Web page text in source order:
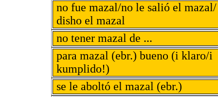
no fue mazal/no le salió el
disho el mazal
no tener mazal de ...
para mazal (ebr.) bueno (i klaro/i
kumplido!)
se le aboltó el mazal (ebr.)